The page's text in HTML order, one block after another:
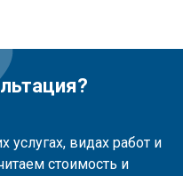
видах работ и
стоимость и